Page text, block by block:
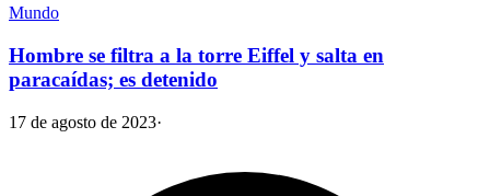
Mundo
Hombre se filtra a la torre Eiffel y salta en
paracaídas; es detenido
17 de agosto de 2023·